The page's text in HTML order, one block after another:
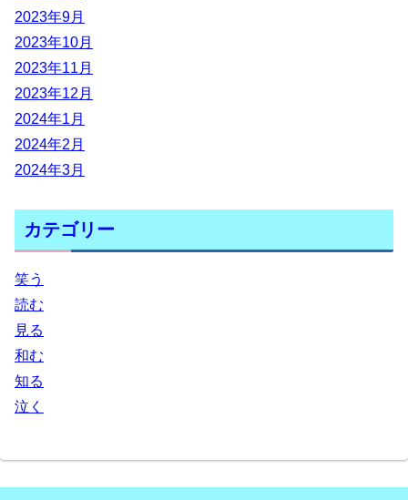
2023年9月
2023年10月
2023年11月
2023年12月
2024年1月
2024年2月
2024年3月
カテゴリー
笑う
読む
見る
和む
知る
泣く